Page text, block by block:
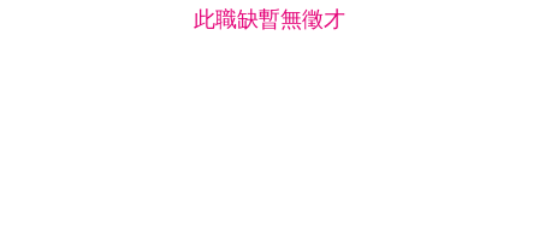
此職缺暫無徵才